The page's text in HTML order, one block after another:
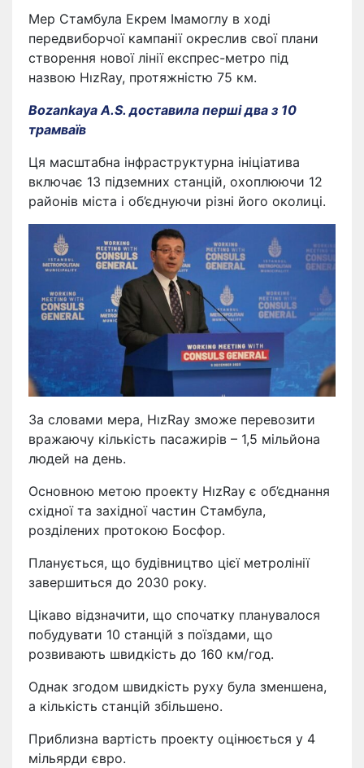
Мер Стамбула Екрем Імамоглу в ході
передвиборчої кампанії окреслив свої плани
створення нової лінії експрес-метро під
назвою HızRay, протяжністю 75 км.
Bozankaya A.S. доставила перші два з 10
трамваїв
Ця масштабна інфраструктурна ініціатива
включає 13 підземних станцій, охоплюючи 12
районів міста і об’єднуючи різні його околиці.
За словами мера, HızRay зможе перевозити
вражаючу кількість пасажирів – 1,5 мільйона
людей на день.
Основною метою проекту HızRay є об’єднання
східної та західної частин Стамбула,
розділених протокою Босфор.
Планується, що будівництво цієї метролінії
завершиться до 2030 року.
Цікаво відзначити, що спочатку планувалося
побудувати 10 станцій з поїздами, що
розвивають швидкість до 160 км/год.
Однак згодом швидкість руху була зменшена,
а кількість станцій збільшено.
Приблизна вартість проекту оцінюється у 4
мільярди євро.